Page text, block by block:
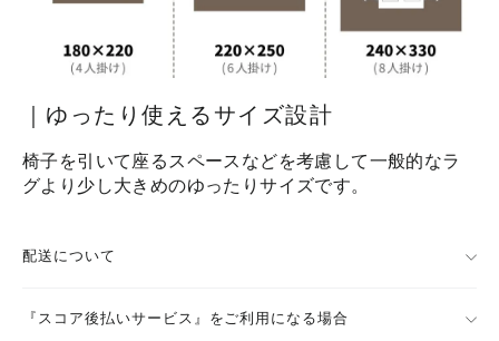
｜ゆったり使えるサイズ設計
椅子を引いて座るスペースなどを考慮して一般的なラ
グより少し大きめのゆったりサイズです。
配送について
『スコア後払いサービス』をご利用になる場合